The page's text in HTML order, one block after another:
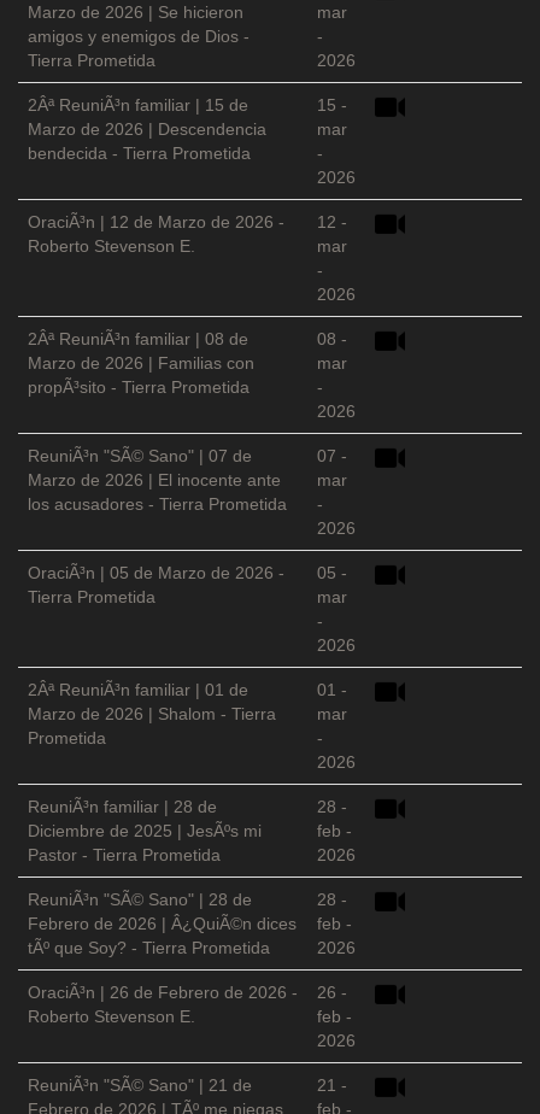
Marzo de 2026 | Se hicieron
amigos y enemigos de Dios -
Tierra Prometida
mar
-
2026
2Âª ReuniÃ³n familiar | 15 de
Marzo de 2026 | Descendencia
bendecida - Tierra Prometida
15 -
mar
-
2026
OraciÃ³n | 12 de Marzo de 2026 -
Roberto Stevenson E.
12 -
mar
-
2026
2Âª ReuniÃ³n familiar | 08 de
Marzo de 2026 | Familias con
propÃ³sito - Tierra Prometida
08 -
mar
-
2026
ReuniÃ³n "SÃ© Sano" | 07 de
Marzo de 2026 | El inocente ante
los acusadores - Tierra Prometida
07 -
mar
-
2026
OraciÃ³n | 05 de Marzo de 2026 -
Tierra Prometida
05 -
mar
-
2026
2Âª ReuniÃ³n familiar | 01 de
Marzo de 2026 | Shalom - Tierra
Prometida
01 -
mar
-
2026
ReuniÃ³n familiar | 28 de
Diciembre de 2025 | JesÃºs mi
Pastor - Tierra Prometida
28 -
feb -
2026
ReuniÃ³n "SÃ© Sano" | 28 de
Febrero de 2026 | Â¿QuiÃ©n dices
tÃº que Soy? - Tierra Prometida
28 -
feb -
2026
OraciÃ³n | 26 de Febrero de 2026 -
Roberto Stevenson E.
26 -
feb -
2026
ReuniÃ³n "SÃ© Sano" | 21 de
Febrero de 2026 | TÃº me niegas
21 -
feb -